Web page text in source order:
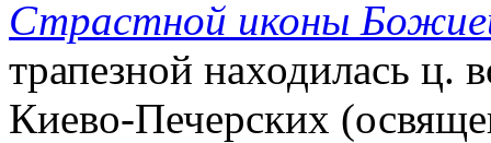
Страстной иконы
трапезной находилась
Киево-Печерских